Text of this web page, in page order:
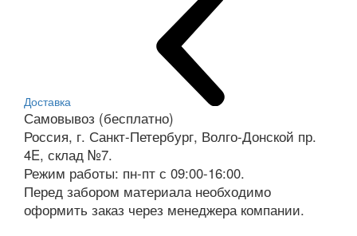
Доставка
Самовывоз (бесплатно)
Россия, г. Санкт-Петербург, Волго-Донской пр.
4E, склад №7.
Режим работы: пн-пт с 09:00-16:00.
Перед забором материала необходимо
оформить заказ через менеджера компании.